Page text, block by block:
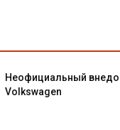
Неофициальный
Volkswagen